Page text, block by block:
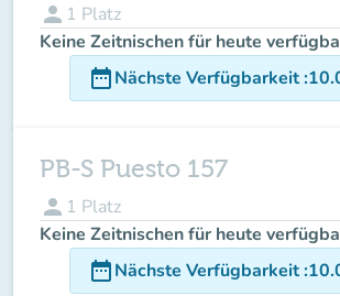
person 1 Platz
Keine Zeitnischen für heute
date_rangeNächste Verfügbarkeit:
PB-S Puesto 157
person 1 Platz
Keine Zeitnischen für heute
date_rangeNächste Verfügbarkeit: